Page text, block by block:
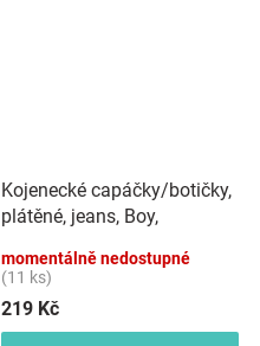
Kojenecké capáčky/botičky,
plátěné, jeans, Boy,
momentálně nedostupné
(11 ks)
219 Kč